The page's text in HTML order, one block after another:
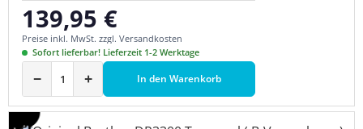
Regulärer Preis:
139,95 €
Preise inkl. MwSt. zzgl. Versandkosten
Sofort lieferbar! Lieferzeit 1-2 Werktage
− + In den Warenkorb